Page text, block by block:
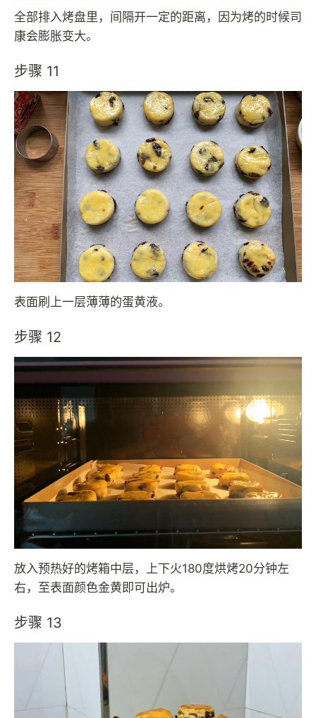
全部排入烤盘里，间隔开一定的距离，因为烤的时候司
康会膨胀变大。
步骤 11
表面刷上一层薄薄的蛋黄液。
步骤 12
放入预热好的烤箱中层，上下火180度烘烤20分钟左
右，至表面颜色金黄即可出炉。
步骤 13